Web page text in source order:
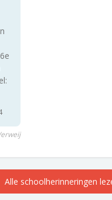
Alle schoolherinneringen